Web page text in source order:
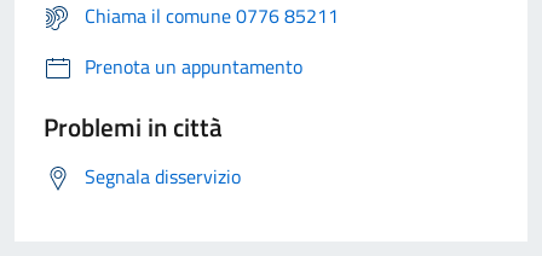
Chiama il comune 0776 85211
Prenota un appuntamento
Problemi in città
Segnala disservizio